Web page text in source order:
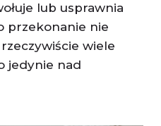
lub usprawnia
przekonanie nie
rzeczywiście wiele
jedynie nad